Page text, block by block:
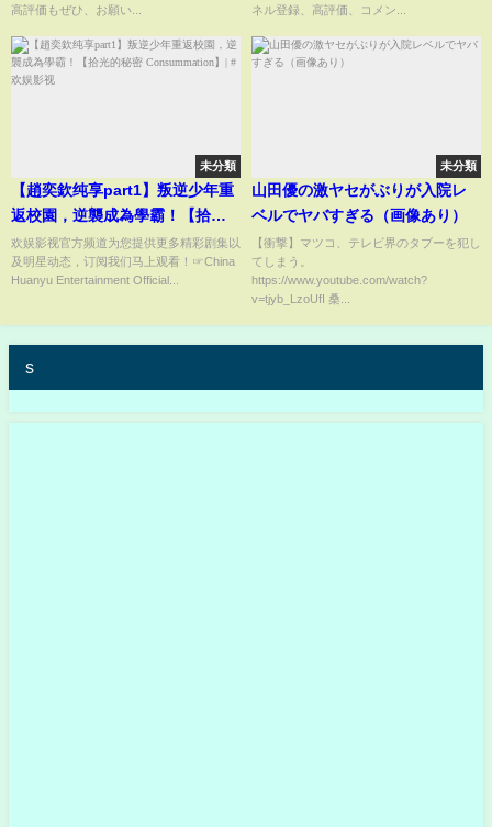
高評価もぜひ、お願い...
ネル登録、高評価、コメン...
未分類
【趙奕欽纯享part1】叛逆少年重
返校園，逆襲成為學霸！【拾光
的秘密 Consummation】| #欢娱
影视
欢娱影视官方频道为您提供更多精彩剧集以
及明星动态，订阅我们马上观看！☞China
Huanyu Entertainment Official...
未分類
山田優の激ヤセがぶりが入院レ
ベルでヤバすぎる（画像あり）
【衝撃】マツコ、テレビ界のタブーを犯し
てしまう。
https://www.youtube.com/watch?
v=tjyb_LzoUfI 桑...
s